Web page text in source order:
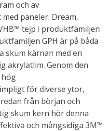
och av
paneler. Dream,
tejp i produktfamiljen
GPH är på båda
skum kärnan med en
akrylatlim. Genom den
hög
för diverse ytor,
från början och
skum kern hör denna
och mångsidiga 3M™